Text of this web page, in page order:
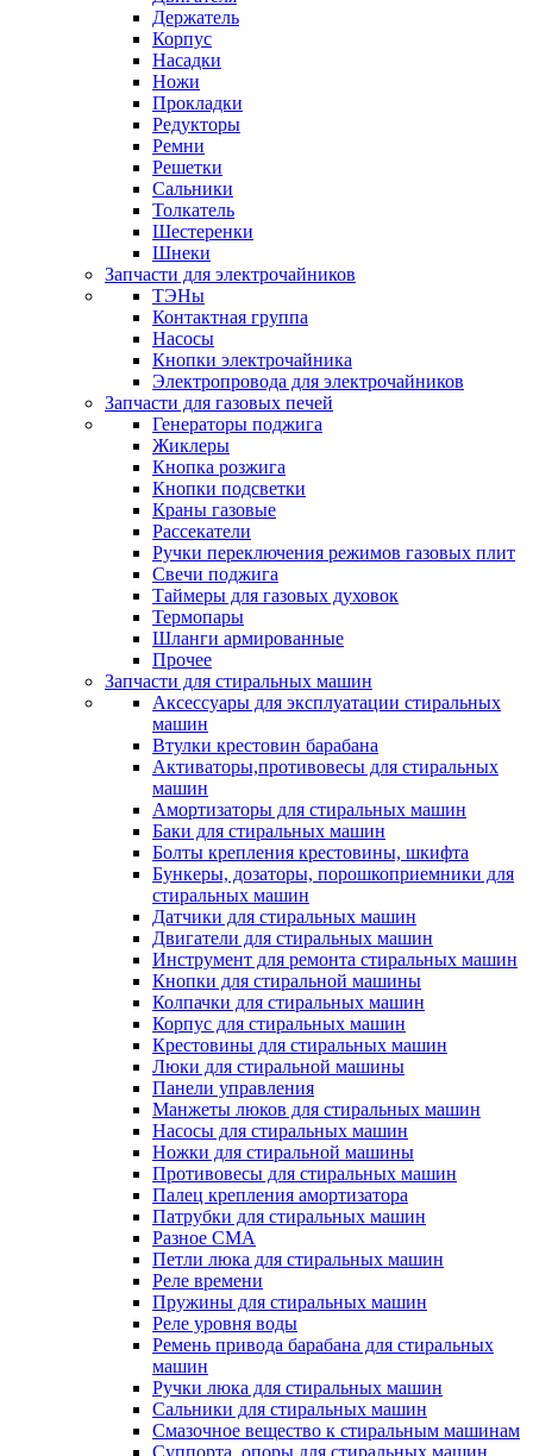
Держатель
Корпус
Насадки
Ножи
Прокладки
Редукторы
Ремни
Решетки
Сальники
Толкатель
Шестеренки
Шнеки
Запчасти для электрочайников
ТЭНы
Контактная группа
Насосы
Кнопки электрочайника
Электропровода для электрочайников
Запчасти для газовых печей
Генераторы поджига
Жиклеры
Кнопка розжига
Кнопки подсветки
Краны газовые
Рассекатели
Ручки переключения режимов газовых плит
Свечи поджига
Таймеры для газовых духовок
Термопары
Шланги армированные
Прочее
Запчасти для стиральных машин
Аксессуары для эксплуатации стиральных
машин
Втулки крестовин барабана
Активаторы,противовесы для стиральных
машин
Амортизаторы для стиральных машин
Баки для стиральных машин
Болты крепления крестовины, шкифта
Бункеры, дозаторы, порошкоприемники для
стиральных машин
Датчики для стиральных машин
Двигатели для стиральных машин
Инструмент для ремонта стиральных машин
Кнопки для стиральной машины
Колпачки для стиральных машин
Корпус для стиральных машин
Крестовины для стиральных машин
Люки для стиральной машины
Панели управления
Манжеты люков для стиральных машин
Насосы для стиральных машин
Ножки для стиральной машины
Противовесы для стиральных машин
Палец крепления амортизатора
Патрубки для стиральных машин
Разное СМА
Петли люка для стиральных машин
Реле времени
Пружины для стиральных машин
Реле уровня воды
Ремень привода барабана для стиральных
машин
Ручки люка для стиральных машин
Сальники для стиральных машин
Смазочное вещество к стиральным машинам
Суппорта, опоры для стиральных машин